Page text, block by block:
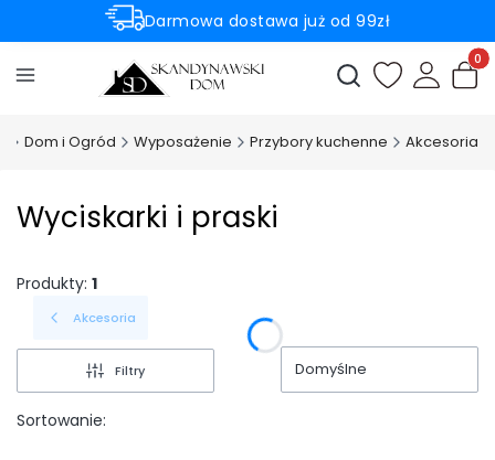
Darmowa dostawa już od 99zł
Rabaty -50% na wybrane produkty
Otwórz
Dom i Ogród Wyposażenie Przybory kuchenne Akcesoria
Wyciskarki i praski
Produkty: 1
Akcesoria
Filtry
Sortowanie:
Domyślne